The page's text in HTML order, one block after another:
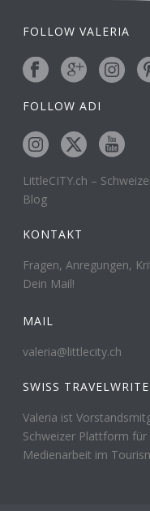
FOLLOW VALERIA
FOLLOW ADI
LittleCITY.ch –
Blog
KONTAKT
Fragen, Anregungen,
Dein Mail!
MAIL
valeria@littlecity.ch
SWISS
Valeria ist
Schweizer Plattform
Medienarbeit im